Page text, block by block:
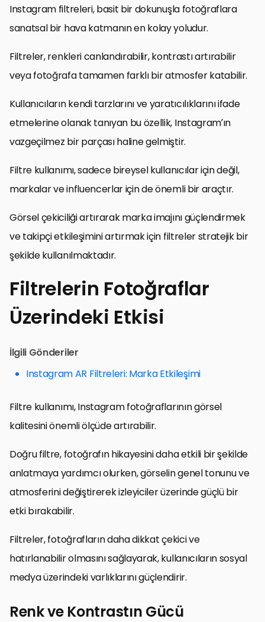
Instagram filtreleri, basit bir dokunuşla fotoğraflara
sanatsal bir hava katmanın en kolay yoludur.
Filtreler, renkleri canlandırabilir, kontrastı artırabilir
veya fotoğrafa tamamen farklı bir atmosfer katabilir.
Kullanıcıların kendi tarzlarını ve yaratıcılıklarını ifade
etmelerine olanak tanıyan bu özellik, Instagram’ın
vazgeçilmez bir parçası haline gelmiştir.
Filtre kullanımı, sadece bireysel kullanıcılar için değil,
markalar ve influencerlar için de önemli bir araçtır.
Görsel çekiciliği artırarak marka imajını güçlendirmek
ve takipçi etkileşimini artırmak için filtreler stratejik bir
şekilde kullanılmaktadır.
Filtrelerin Fotoğraflar
Üzerindeki Etkisi
İlgili Gönderiler
Instagram AR Filtreleri: Marka Etkileşimi
Filtre kullanımı, Instagram fotoğraflarının görsel
kalitesini önemli ölçüde artırabilir.
Doğru filtre, fotoğrafın hikayesini daha etkili bir şekilde
anlatmaya yardımcı olurken, görselin genel tonunu ve
atmosferini değiştirerek izleyiciler üzerinde güçlü bir
etki bırakabilir.
Filtreler, fotoğrafların daha dikkat çekici ve
hatırlanabilir olmasını sağlayarak, kullanıcıların sosyal
medya üzerindeki varlıklarını güçlendirir.
Renk ve Kontrastın Gücü